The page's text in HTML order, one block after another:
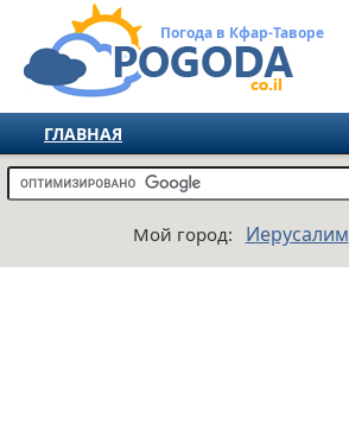
Погода в Кфар-Тавoре
ГЛАВНАЯ
ИЗРАИЛЬ
ЕВРОПА
Мой город: Иерусалим